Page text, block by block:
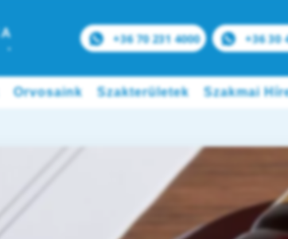
+36 70 231 4000 +36 30
Orvosaink Szakterületek Szakmai